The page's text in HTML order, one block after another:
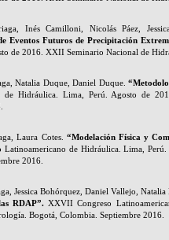
Inés Camilloni, Nicolás Páez,
Eventos Futuros de Precipitación
de 2016. XXII Seminario Nacional de
Natalia Duque, Daniel Duque.
de Hidráulica. Lima, Perú. Agosto de
Laura Cotes. “Modelación Física y
Latinoamericano de Hidráulica. Lima,
2016.
Jessica Bohórquez, Daniel Vallejo,
RDAP”.XXVII Congreso
Bogotá, Colombia. Septiembre 2016.